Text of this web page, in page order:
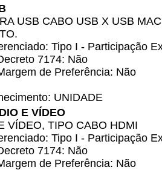
USB CABO USB X USB
Tipo I - Participação
7174: Não
de Preferência: Não
UNIDADE
E VÍDEO
VÍDEO, TIPO CABO HDMI
Tipo I - Participação
7174: Não
de Preferência: Não